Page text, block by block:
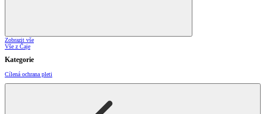
Zobrazit vše
Vše z Čaje
Kategorie
Cílená ochrana pleti